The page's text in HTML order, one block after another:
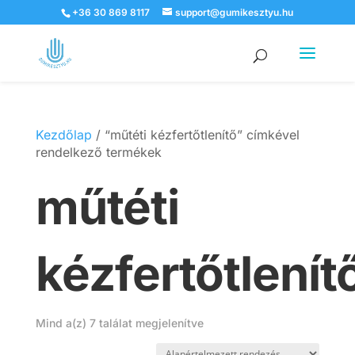
+36 30 869 8117 support@gumikesztyu.hu
Products
search
Kezdőlap / “műtéti kézfertőtlenítő” címkével
rendelkező termékek
műtéti
Mind a(z) 7 találat megjelenítve